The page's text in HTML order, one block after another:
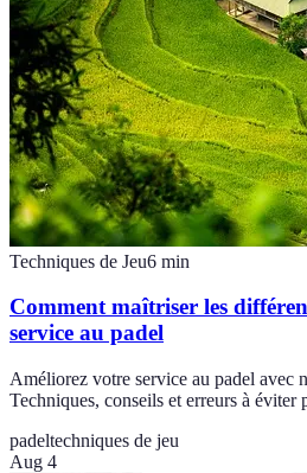
Techniques de Jeu6 min
Comment maîtriser les
service au padel
Améliorez votre service au padel avec
Techniques, conseils et erreurs à éviter
padeltechniques de jeu
Aug 4